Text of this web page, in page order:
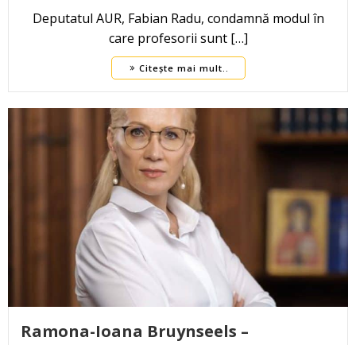
Deputatul AUR, Fabian Radu, condamnă modul în
care profesorii sunt […]
Citește mai mult..
Ramona-Ioana Bruynseels –